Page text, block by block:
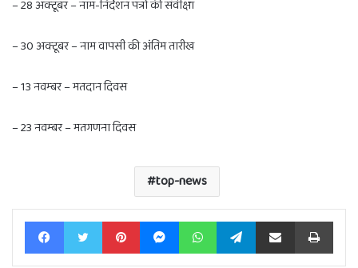
– 28 अक्टूबर – नाम-निर्देशन पत्रों की संवीक्षा
– 30 अक्टूबर – नाम वापसी की अंतिम तारीख
– 13 नवम्बर – मतदान दिवस
– 23 नवम्बर – मतगणना दिवस
top-news
FacebookTwitter PinterestMessengerWhatsAppTelegramShare via Email Print